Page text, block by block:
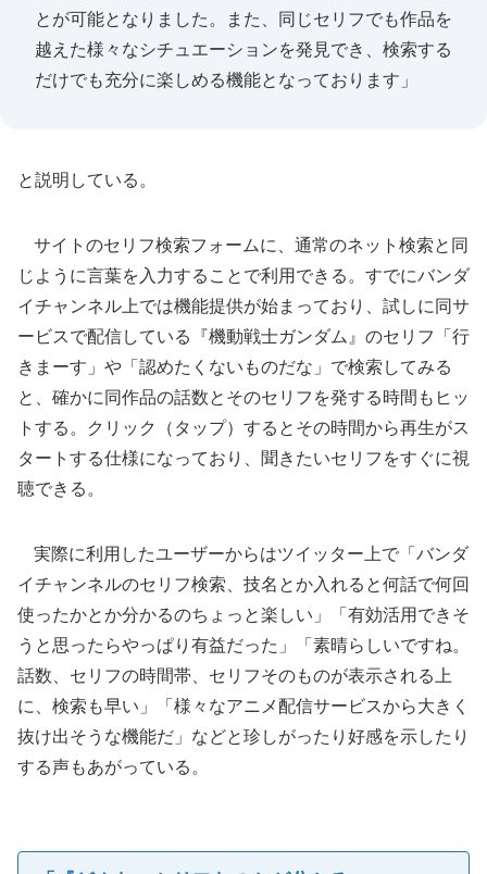
とが可能となりました。また、同じセリフでも作品を
越えた様々なシチュエーションを発見でき、検索する
だけでも充分に楽しめる機能となっております」
と説明している。
サイトのセリフ検索フォームに、通常のネット検索と同
じように言葉を入力することで利用できる。すでにバンダ
イチャンネル上では機能提供が始まっており、試しに同サ
ービスで配信している『機動戦士ガンダム』のセリフ「行
きまーす」や「認めたくないものだな」で検索してみる
と、確かに同作品の話数とそのセリフを発する時間もヒッ
トする。クリック（タップ）するとその時間から再生がス
タートする仕様になっており、聞きたいセリフをすぐに視
聴できる。
実際に利用したユーザーからはツイッター上で「バンダ
イチャンネルのセリフ検索、技名とか入れると何話で何回
使ったかとか分かるのちょっと楽しい」「有効活用できそ
うと思ったらやっぱり有益だった」「素晴らしいですね。
話数、セリフの時間帯、セリフそのものが表示される上
に、検索も早い」「様々なアニメ配信サービスから大きく
抜け出そうな機能だ」などと珍しがったり好感を示したり
する声もあがっている。